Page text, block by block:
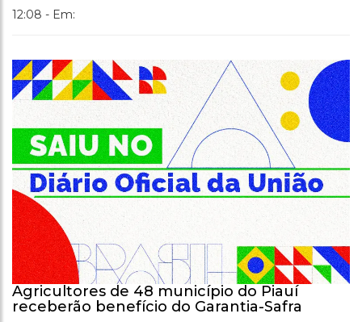
12:08 - Em:
Agricultores de 48 município do Piauí
receberão benefício do Garantia-Safra